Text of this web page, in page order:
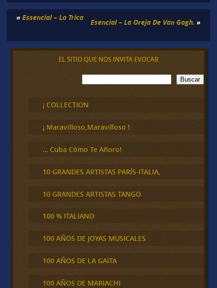
« Essencial – La Trica
Esencial – La Oreja De Van Gogh. »
EL SITIO QUE NOS INVITA EVOCAR
B
u
c
a
Buscar
¡ COLLECTION
¡ Maravilloso,Maravilloso !
… Cuba Cómo Te Añoro!
10 GRANDES ARTISTAS PARÍS-ITALIA,
10 GRANDES ARTISTAS TANGO
100 % ITALIANO
100 AÑOS DE JOYAS MUSICALES
100 AÑOS DE LA GAITA
100 AÑOS DE MARIACHI